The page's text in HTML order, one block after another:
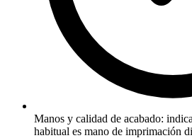
Manos y calidad de acabado:
habitual es mano de imprimación